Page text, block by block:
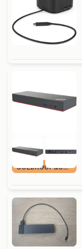
GOEDKOOP&GARANTIE